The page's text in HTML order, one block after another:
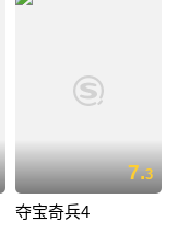
7.3
夺宝奇兵4